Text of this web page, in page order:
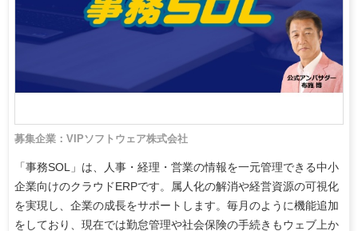
募集企業：VIPソフトウェア株式会社
「事務SOL」は、人事・経理・営業の情報を一元管理できる中小
企業向けのクラウドERPです。属人化の解消や経営資源の可視化
を実現し、企業の成長をサポートします。毎月のように機能追加
をしており、現在では勤怠管理や社会保険の手続きもウェブ上か